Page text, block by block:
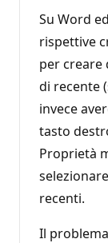
Su Word
rispettive
per creare
di recente
invece
tasto
Proprietà
recenti.
Il